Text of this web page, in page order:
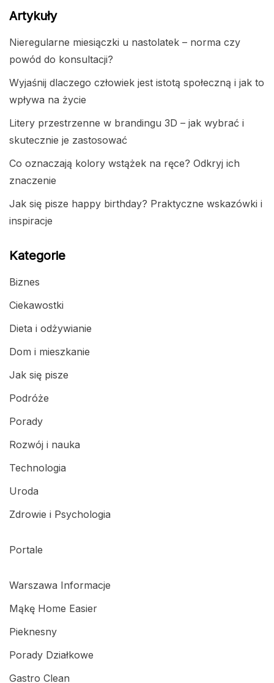
Artykuły
Nieregularne miesiączki u nastolatek – norma czy
powód do konsultacji?
Wyjaśnij dlaczego człowiek jest istotą społeczną i jak to
wpływa na życie
Litery przestrzenne w brandingu 3D – jak wybrać i
skutecznie je zastosować
Co oznaczają kolory wstążek na ręce? Odkryj ich
znaczenie
Jak się pisze happy birthday? Praktyczne wskazówki i
inspiracje
Kategorie
Biznes
Ciekawostki
Dieta i odżywianie
Dom i mieszkanie
Jak się pisze
Podróże
Porady
Rozwój i nauka
Technologia
Uroda
Zdrowie i Psychologia
Portale
Warszawa Informacje
Mąkę Home Easier
Pieknesny
Porady Działkowe
Gastro Clean